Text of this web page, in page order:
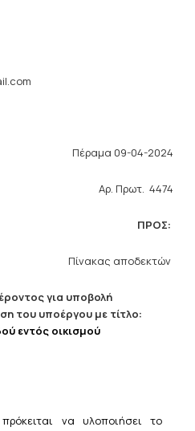
.com
Πέραμα 09-04-2024
Αρ. Πρωτ. 4474
ΠΡΟΣ:
Πίνακας αποδεκτών
για υποβολή
του υποέργου με τίτλο:
εντός οικισμού
πρόκειται να υλοποιήσει
το